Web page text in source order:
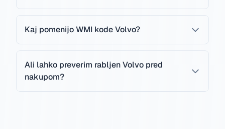
Kaj pomenijo WMI kode Volvo?
Ali lahko preverim rabljen Volvo pred
nakupom?